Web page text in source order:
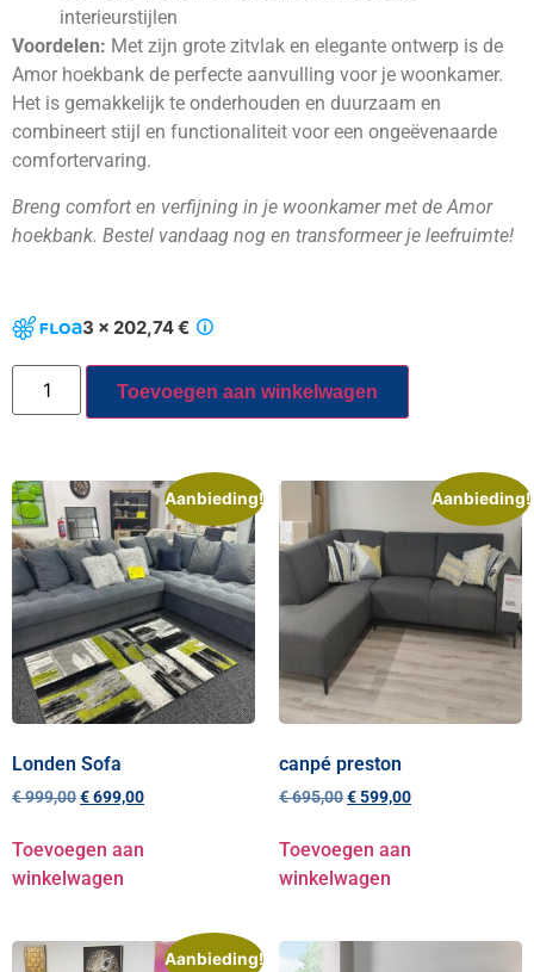
interieurstijlen
Voordelen: Met zijn grote zitvlak en elegante ontwerp is de
Amor hoekbank de perfecte aanvulling voor je woonkamer.
Het is gemakkelijk te onderhouden en duurzaam en
combineert stijl en functionaliteit voor een ongeëvenaarde
comfortervaring.
Breng comfort en verfijning in je woonkamer met de Amor
hoekbank. Bestel vandaag nog en transformeer je leefruimte!
3 x 202,74 €
Toevoegen aan winkelwagen
Aanbieding!
Londen Sofa
€999,00€699,00
Toevoegen aan
winkelwagen
Aanbieding!
canpé preston
€695,00€599,00
Toevoegen aan
winkelwagen
Aanbieding!